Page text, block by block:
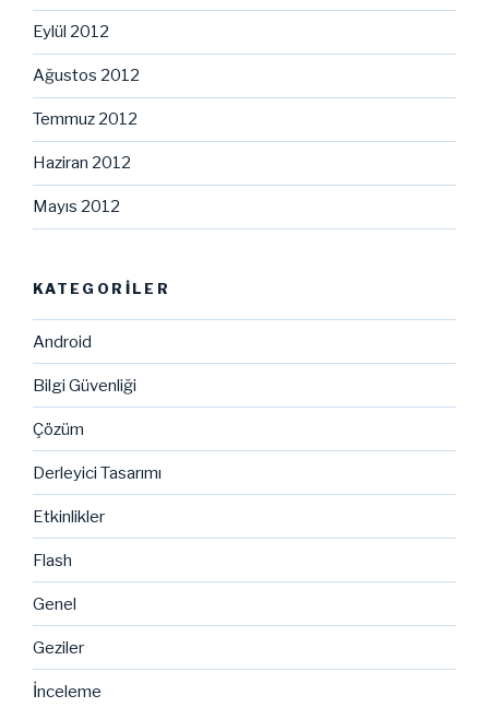
Eylül 2012
Ağustos 2012
Temmuz 2012
Haziran 2012
Mayıs 2012
KATEGORILER
Android
Bilgi Güvenliği
Çözüm
Derleyici Tasarımı
Etkinlikler
Flash
Genel
Geziler
İnceleme